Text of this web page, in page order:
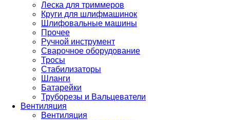
Леска для триммеров
Круги для шлифмашинок
Шлифовальные машины
Прочее
Ручной инструмент
Сварочное оборудование
Тросы
Стабилизаторы
Шланги
Батарейки
Труборезы и Вальцеватели
Вентиляция
Вентиляция